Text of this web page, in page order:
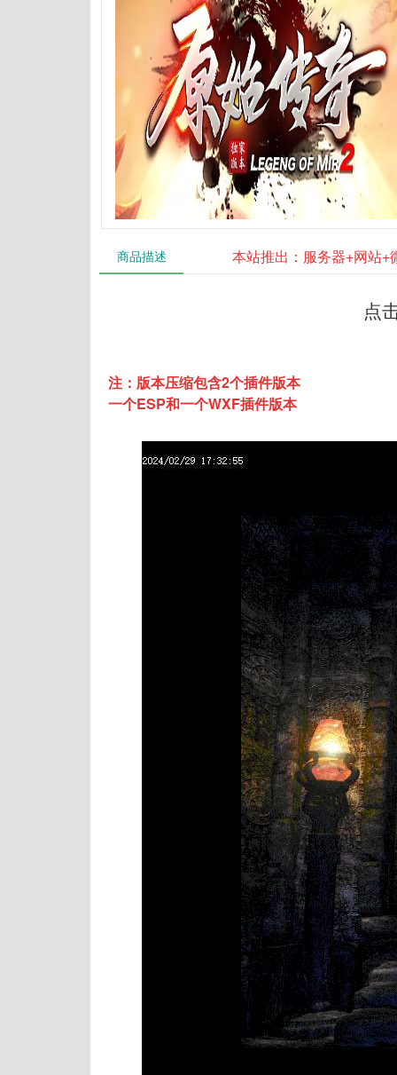
商品描述 本站推出：服务器+网站
点
注：版本压缩包含2个插件版本
一个ESP和一个WXF插件版本